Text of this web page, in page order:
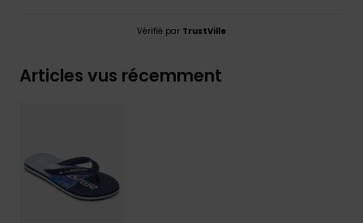
Vérifié par TrustVille
Articles vus récemment